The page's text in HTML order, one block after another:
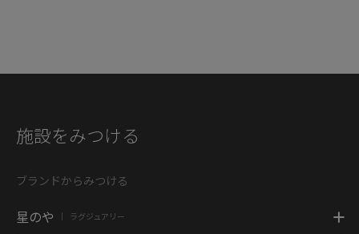
施設をみつける
ブランドからみつける
星のや ラグジュアリー